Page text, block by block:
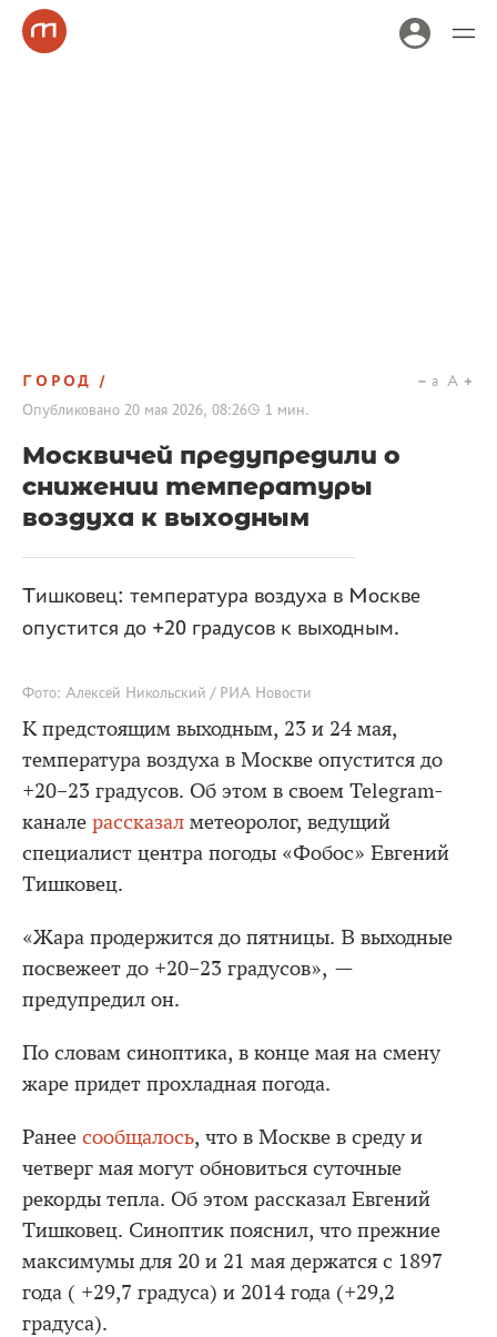
ГОРОД
Опубликовано 20 мая 2026, 08:26 1 мин.
a A
Москвичей предупредили о
снижении температуры
воздуха к выходным
Тишковец: температура воздуха в Москве
опустится до +20 градусов к выходным.
Фото: Алексей Никольский / РИА Новости
К предстоящим выходным, 23 и 24 мая,
температура воздуха в Москве опустится до
+20–23 градусов. Об этом в своем Telegram-
канале рассказал метеоролог, ведущий
специалист центра погоды «Фобос» Евгений
Тишковец.
«Жара продержится до пятницы. В выходные
посвежеет до +20–23 градусов», —
предупредил он.
По словам синоптика, в конце мая на смену
жаре придет прохладная погода.
Ранее сообщалось, что в Москве в среду и
четверг мая могут обновиться суточные
рекорды тепла. Об этом рассказал Евгений
Тишковец. Синоптик пояснил, что прежние
максимумы для 20 и 21 мая держатся с 1897
года ( +29,7 градуса) и 2014 года (+29,2
градуса).